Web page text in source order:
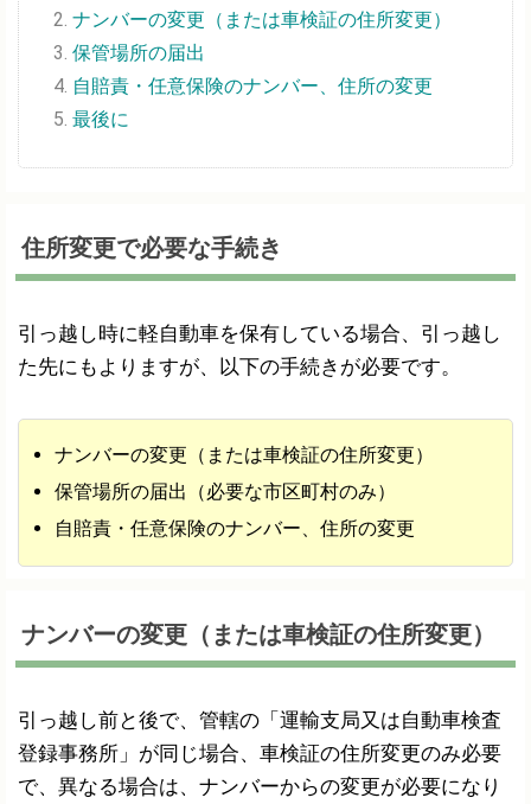
ナンバーの変更（または車検証の住所変更）
保管場所の届出
自賠責・任意保険のナンバー、住所の変更
最後に
住所変更で必要な手続き
引っ越し時に軽自動車を保有している場合、引っ越し
た先にもよりますが、以下の手続きが必要です。
ナンバーの変更（または車検証の住所変更）
保管場所の届出（必要な市区町村のみ）
自賠責・任意保険のナンバー、住所の変更
ナンバーの変更（または車検証の住所変更）
引っ越し前と後で、管轄の「運輸支局又は自動車検査
登録事務所」が同じ場合、車検証の住所変更のみ必要
で、異なる場合は、ナンバーからの変更が必要になり